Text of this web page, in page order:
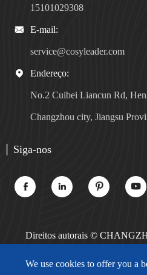
15101029308
 E-mail:
service@cosyleader.com
 Endereço:
No.2 Cuibei Liancun Rd,
Changzhou city, Jiangsu
Siga-nos
   
Direitos autorais ©
We use cookies to offer you a